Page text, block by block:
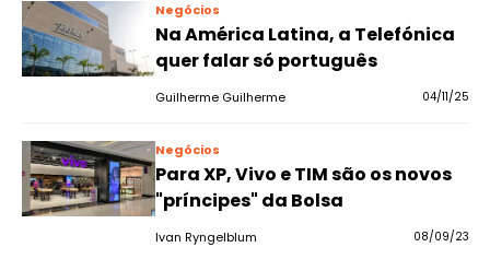
Negócios
Na América Latina, a Telefónica
quer falar só português
Guilherme Guilherme 04/11/25
Negócios
Para XP, Vivo e TIM são os novos
"príncipes" da Bolsa
Ivan Ryngelblum 08/09/23